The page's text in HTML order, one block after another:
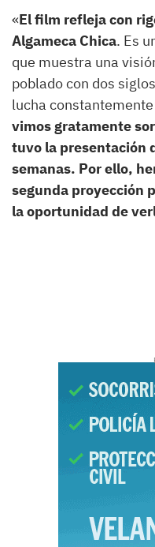
«El film refleja con
Algameca Chica. Es
que muestra una
poblado con dos
lucha
vimos gratamente
tuvo la presentación
semanas. Por ello,
segunda proyección
la oportunidad de